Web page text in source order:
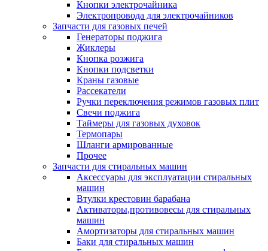
Кнопки электрочайника
Электропровода для электрочайников
Запчасти для газовых печей
Генераторы поджига
Жиклеры
Кнопка розжига
Кнопки подсветки
Краны газовые
Рассекатели
Ручки переключения режимов газовых плит
Свечи поджига
Таймеры для газовых духовок
Термопары
Шланги армированные
Прочее
Запчасти для стиральных машин
Аксессуары для эксплуатации стиральных
машин
Втулки крестовин барабана
Активаторы,противовесы для стиральных
машин
Амортизаторы для стиральных машин
Баки для стиральных машин